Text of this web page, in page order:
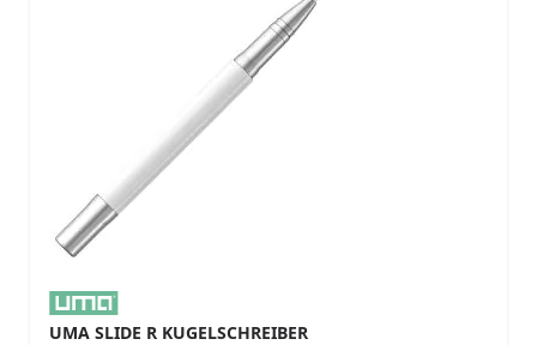
UMA SLIDE R KUGELSCHREIBER